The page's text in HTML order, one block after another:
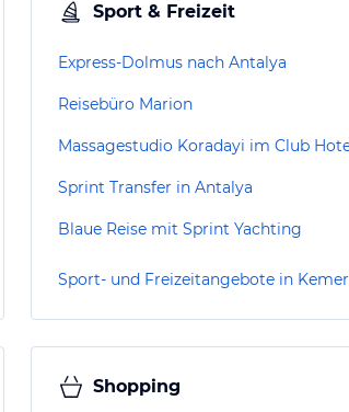
Sport & Freizeit
Express-Dolmus nach Antalya
Reisebüro Marion
Sprint Transfer in Antalya
Blaue Reise mit Sprint Yachting
Sport- und Freizeitangebote in Kemer
Shopping